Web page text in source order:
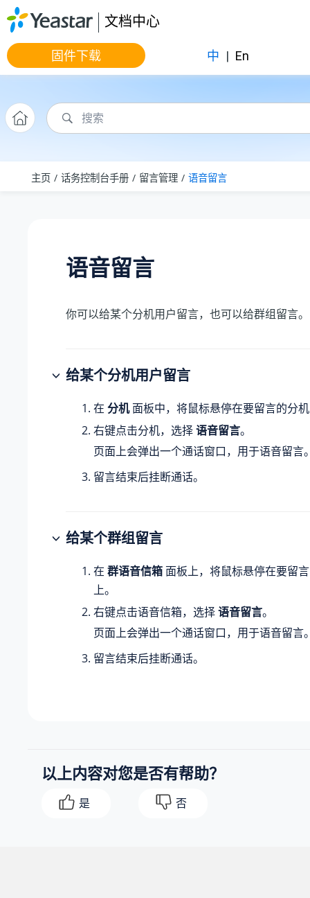
跳转到主要内容
文档中心
固件下载 中 | En
主页 话务控制台手册 留言管理 语音留言
语音留言
你可以给某个分机用户留言，也可以给群组留言。
给某个分机用户留言
在 分机面板中，将鼠标悬停在要留言的分
右键点击分机，选择语音留言。
页面上会弹出一个通话窗口，用于语音留言
留言结束后挂断通话。
给某个群组留言
在 群语音信箱 面板上，将鼠标悬停在要留
上。
右键点击语音信箱，选择语音留言。
页面上会弹出一个通话窗口，用于语音留言
留言结束后挂断通话。
以上内容对您是否有帮助？
是 否